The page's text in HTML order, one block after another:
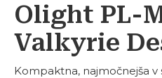
Olight PL-
Valkyrie
Kompaktna, najmočnejša